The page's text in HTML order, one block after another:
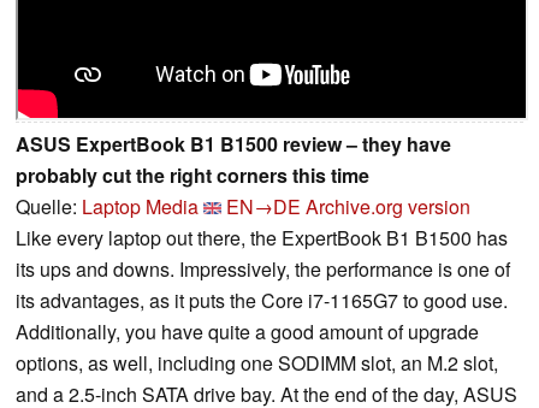
ASUS ExpertBook B1 B1500 review – they have
probably cut the right corners this time
Quelle: Laptop Media EN→DE Archive.org version
Like every laptop out there, the ExpertBook B1 B1500 has
its ups and downs. Impressively, the performance is one of
its advantages, as it puts the Core i7-1165G7 to good use.
Additionally, you have quite a good amount of upgrade
options, as well, including one SODIMM slot, an M.2 slot,
and a 2.5-inch SATA drive bay. At the end of the day, ASUS